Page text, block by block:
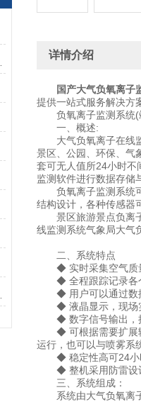
详情介绍
国产大气负氧离子
提供一站式服务解决方
负氧离子监测系统(
一、概述:
大气负氧离子在线监
景区、公园、环保、气
套可无人值所24小时不
监测软件进行数据存储
负氧离子监测系统可
结构设计，各种传感器
景区旅游景点负离子
线监测系统气象局大气
二、系统特点
◆ 实时采集空气质量
◆ 全程跟踪记录各
◆ 用户可以通过数据
◆ 液晶显示，现场
◆ 数字信号输出，接
◆ 可根据需要扩展输
运行，也可以与喷雾系
◆ 稳定性高可24小
◆ 整机采用防雷设计
三、系统组成：
系统由大气负氧离子